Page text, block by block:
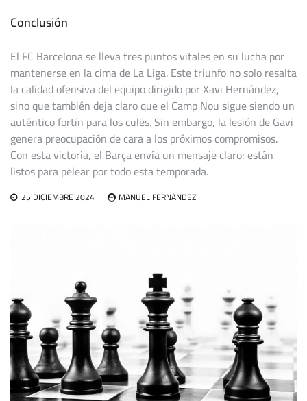
Conclusión
El FC Barcelona se lleva tres puntos vitales en su lucha por
mantenerse en la cima de La Liga. Este triunfo no solo resalta
la calidad ofensiva del equipo dirigido por Xavi Hernández,
sino que también deja claro que el Camp Nou sigue siendo un
auténtico fortín para los culés. Sin embargo, la lesión de Gavi
genera preocupación de cara a los próximos compromisos.
Con esta victoria, el Barça envía un mensaje claro: están
listos para pelear por todo esta temporada.
25 DICIEMBRE 2024 MANUEL FERNÁNDEZ